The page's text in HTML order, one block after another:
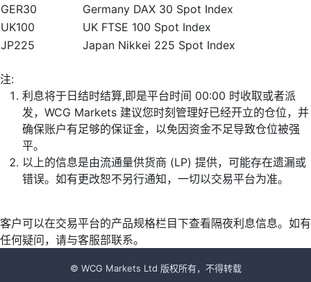
GER30
Germany DAX 30 Spot Index
UK100
UK FTSE 100 Spot Index
JP225
Japan Nikkei 225 Spot Index
注:
利息将于日结时结算,即是平台时间 00:00 时收取或者派
发，WCG Markets 建议您时刻管理好已经开立的仓位，并
确保账户有足够的保证金，以免因资金不足导致仓位被强
平。
以上的信息是由流通量供货商 (LP) 提供，可能存在遗漏或
错误。如有更改恕不另行通知，一切以交易平台为准。
客户可以在交易平台的产品规格栏目下查看隔夜利息信息。如有
任何疑问，请与客服部联系。
© WCG Markets Ltd 版权所有，不得转载